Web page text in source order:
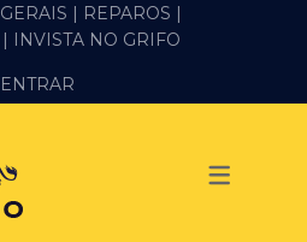
| REPAROS |
| INVISTA NO GRIFO
ENTRAR